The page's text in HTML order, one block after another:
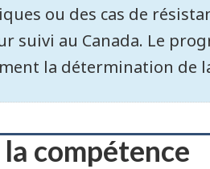
ou des cas de
suivi au Canada. Le
la détermination de
compétence